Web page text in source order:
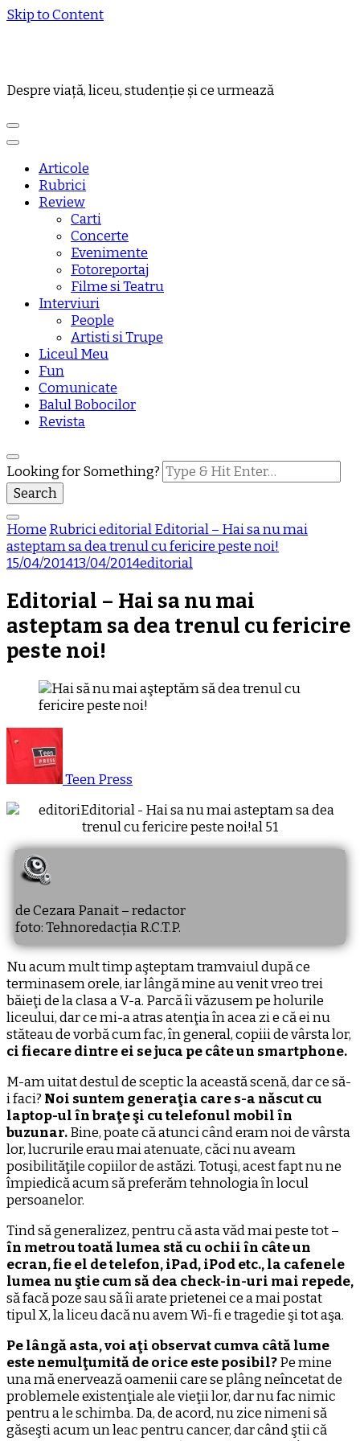
Skip to Content
Despre viață, liceu, studenție și ce urmează
Articole
Rubrici
Review
Carti
Concerte
Evenimente
Fotoreportaj
Filme si Teatru
Interviuri
People
Artisti si Trupe
Liceul Meu
Fun
Comunicate
Balul Bobocilor
Revista
Looking for Something?
Home RubricieditorialEditorial – Hai sa nu mai
asteptam sa dea trenul cu fericire peste noi!
15/04/201413/04/2014editorial
Editorial – Hai sa nu mai
asteptam sa dea trenul cu fericire
peste noi!
Teen Press
de Cezara Panait – redactor
foto: Tehnoredacția R.C.T.P.
Nu acum mult timp aşteptam tramvaiul după ce
terminasem orele, iar lângă mine au venit vreo trei
băieţi de la clasa a V-a. Parcă îi văzusem pe holurile
liceului, dar ce mi-a atras atenţia în acea zi e că ei nu
stăteau de vorbă cum fac, în general, copiii de vârsta lor,
ci fiecare dintre ei se juca pe câte un smartphone.
M-am uitat destul de sceptic la această scenă, dar ce să-
i faci? Noi suntem generaţia care s-a născut cu
laptop-ul în braţe şi cu telefonul mobil în
buzunar.Bine, poate că atunci când eram noi de vârsta
lor, lucrurile erau mai atenuate, căci nu aveam
posibilităţile copiilor de astăzi. Totuşi, acest fapt nu ne
împiedică acum să preferăm tehnologia în locul
persoanelor.
Tind să generalizez, pentru că asta văd mai peste tot –
în metrou toată lumea stă cu ochii în câte un
ecran, fie el de telefon, iPad, iPod etc., la cafenele
lumea nu ştie cum să dea check-in-uri mai repede,
să facă poze sau să îi arate prietenei ce a mai postat
tipul X, la liceu dacă nu avem Wi-fi e tragedie şi tot aşa.
Pe lângă asta, voi aţi observat cumva câtă lume
este nemulţumită de orice este posibil?Pe mine
una mă enervează oamenii care se plâng neîncetat de
problemele existenţiale ale vieţii lor, dar nu fac nimic
pentru a le schimba. Da, de acord, nu zice nimeni să
găseşti acum un leac pentru cancer, dar când ştii că